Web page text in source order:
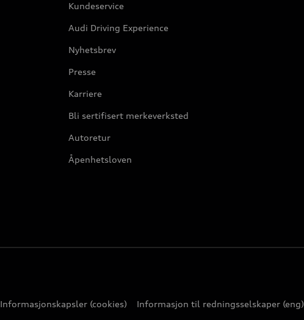
Kundeservice
Audi Driving Experience
Nyhetsbrev
Presse
Karriere
Bli sertifisert merkeverksted
Autoretur
Åpenhetsloven
Informasjonskapsler (cookies) Informasjon til redningsselskaper (eng)